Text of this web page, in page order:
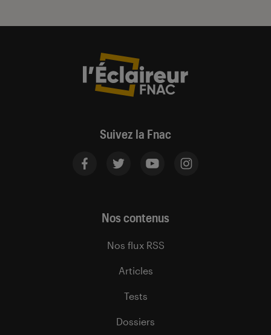
Suivez la Fnac
Nos contenus
Nos flux RSS
Articles
Tests
Dossiers